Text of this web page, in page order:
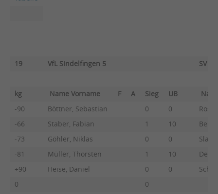
19 VfL Sindelfingen 5 SV
kg Name Vorname F A Sieg UB
-90
Böttner, Sebastian 0 0
Rost,
-66
Staber, Fabian 1 10
-73
Göhler, Niklas 0 0
-81
Müller, Thorsten 1 10
+90
Heise, Daniel 0 0
0
0